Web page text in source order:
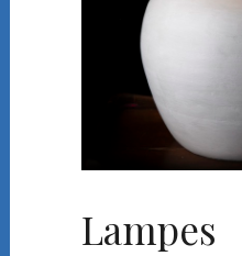
Lampes